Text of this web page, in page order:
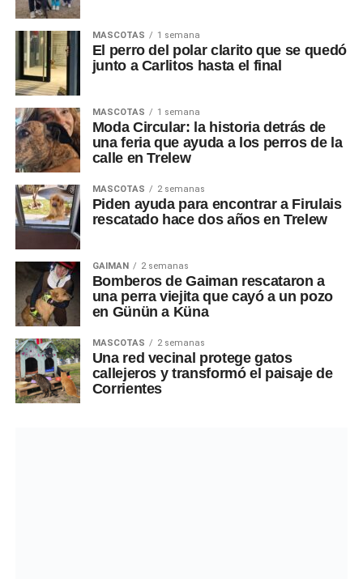
MASCOTAS 1 semana
El perro del polar clarito que se quedó
junto a Carlitos hasta el final
MASCOTAS 1 semana
Moda Circular: la historia detrás de
una feria que ayuda a los perros de la
calle en Trelew
MASCOTAS 2 semanas
Piden ayuda para encontrar a Firulais
rescatado hace dos años en Trelew
GAIMAN 2 semanas
Bomberos de Gaiman rescataron a
una perra viejita que cayó a un pozo
en Günün a Küna
MASCOTAS 2 semanas
Una red vecinal protege gatos
callejeros y transformó el paisaje de
Corrientes